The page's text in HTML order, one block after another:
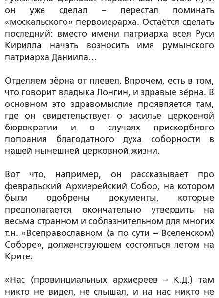
он уже сделал – перестал поминать
«москальского» первоиерарха. Остаётся сделать
последний: вместо имени патриарха всея Руси
Кирилла начать возносить имя румынского
патриарха Даниила…
Отделяем зёрна от плевел. Впрочем, есть в том,
что говорит владыка Лонгин, и здравые зёрна. В
основном это здравомыслие проявляется там,
где он свидетельствует о засилье церковной
бюрократии и о случаях прискорбного
попрания благодатного духа соборности в
нашей нынешней церковной жизни.
Вот что, например, он рассказывает про
февральский Архиерейский Собор, на котором
были одобрены документы, которые
предполагается окончательно утвердить на
весьма странном и соблазнительном для многих
т.н. «Всеправославном (а по сути – Вселенском)
Соборе», долженствующем состояться летом на
Крите:
«Нас (провинциальных архиереев – К.Д.)там
никто не видел, не слышал, и на нас никто не